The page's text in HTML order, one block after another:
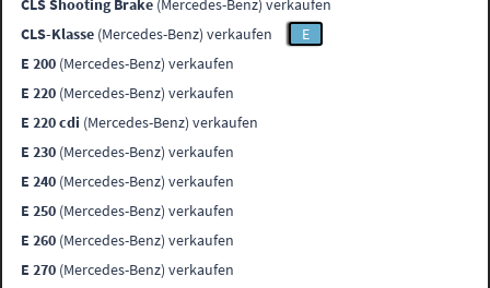
CLS Shooting Brake (Mercedes-Benz) verkaufen
CLS-Klasse (Mercedes-Benz) verkaufen
E
E 200 (Mercedes-Benz) verkaufen
E 220 (Mercedes-Benz) verkaufen
E 220 cdi (Mercedes-Benz) verkaufen
E 230 (Mercedes-Benz) verkaufen
E 240 (Mercedes-Benz) verkaufen
E 250 (Mercedes-Benz) verkaufen
E 260 (Mercedes-Benz) verkaufen
E 270 (Mercedes-Benz) verkaufen